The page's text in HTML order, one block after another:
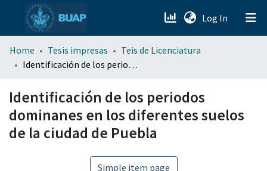
Log In (current)
menu.section.about_menu
Home Tesis impresas
Teis de Licenciatura
Identificación de los periodos dominanes en los diferentes suelos de la ciudad de Puebla
Identificación de los periodos
dominanes en los diferentes suelos
de la ciudad de Puebla
Simple item page